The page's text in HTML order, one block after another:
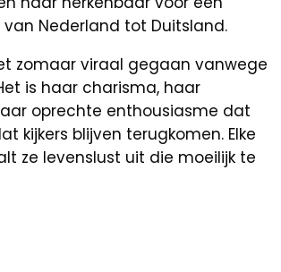
van Nederland tot Duitsland.
zomaar viraal gegaan vanwege
is haar charisma, haar
oprechte enthousiasme dat
kijkers blijven terugkomen. Elke
ze levenslust uit die moeilijk te